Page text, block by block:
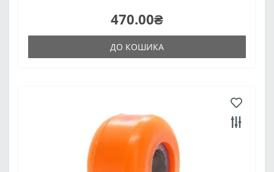
470.00₴
ДО КОШИКА